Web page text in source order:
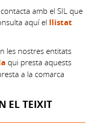
amb el SIL que
aquí el llistat
les nostres entitats
qui presta aquests
a la comarca
EL TEIXIT